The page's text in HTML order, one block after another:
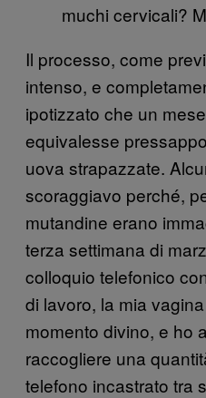
muchi cervicali?
Il processo, come
intenso, e
ipotizzato che un
equivalesse
uova strapazzate.
scoraggiavo perché,
mutandine erano
terza settimana di
colloquio telefonico
di lavoro, la mia
momento divino, e ho
raccogliere una
telefono incastrato tra